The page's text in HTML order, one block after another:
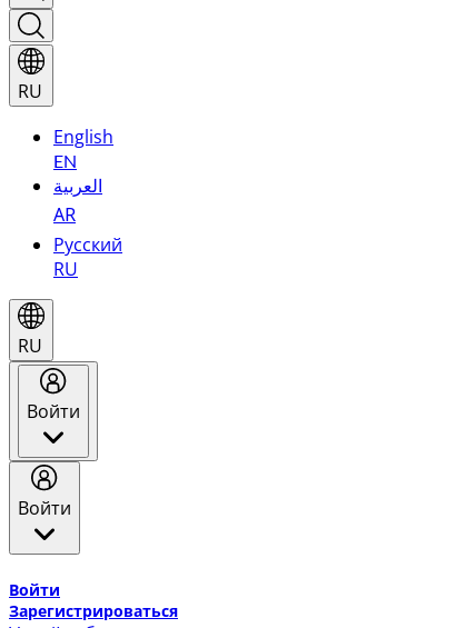
RU
English
EN
العربية
AR
Русский
RU
RU
Войти
Войти
Войти
Зарегистрироваться